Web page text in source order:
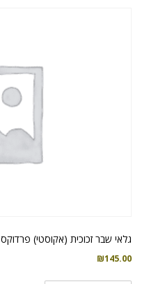
גלאי שבר זכוכית (אקוסטי) פרדוקס DG475
₪145.00